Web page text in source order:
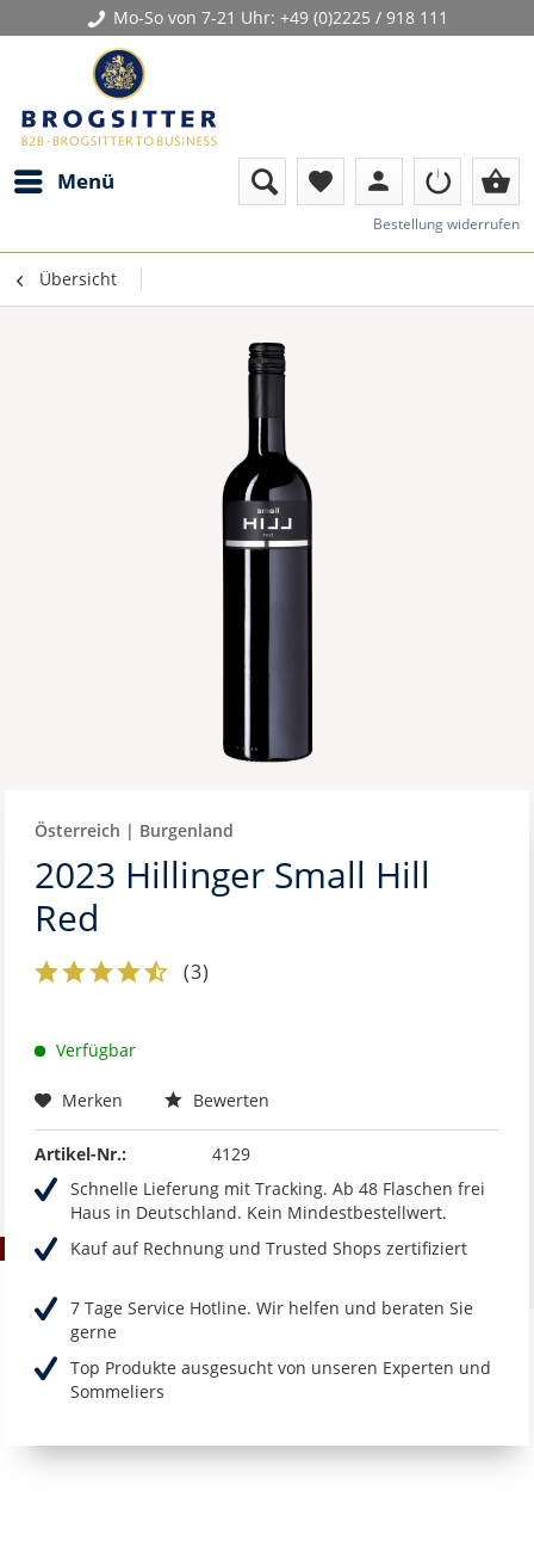
Mo-So von 7-21 Uhr: +49 (0)2225 / 918 111
Menü favorite person shopping_basket
Bestellung widerrufen
Übersicht
Österreich | Burgenland
2023 Hillinger Small Hill
Red
(3)
Verfügbar
Merken Bewerten
Artikel-Nr.:
4129
Schnelle Lieferung mit Tracking. Ab 48 Flaschen frei
Haus in Deutschland. Kein Mindestbestellwert.
Kauf auf Rechnung und Trusted Shops zertifiziert
7 Tage Service Hotline. Wir helfen und beraten Sie
gerne
Top Produkte ausgesucht von unseren Experten und
Sommeliers